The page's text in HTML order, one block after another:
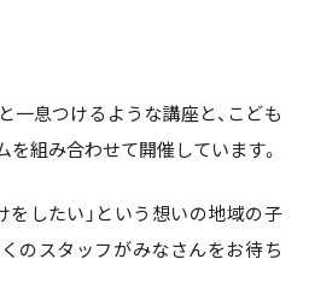
一息つけるような講座と、こども
組み合わせて開催しています。
をしたい」という想いの地域の子
のスタッフがみなさんをお待ち